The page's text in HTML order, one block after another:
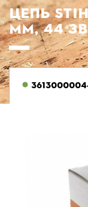
ЦЕПЬ
ММ, 44